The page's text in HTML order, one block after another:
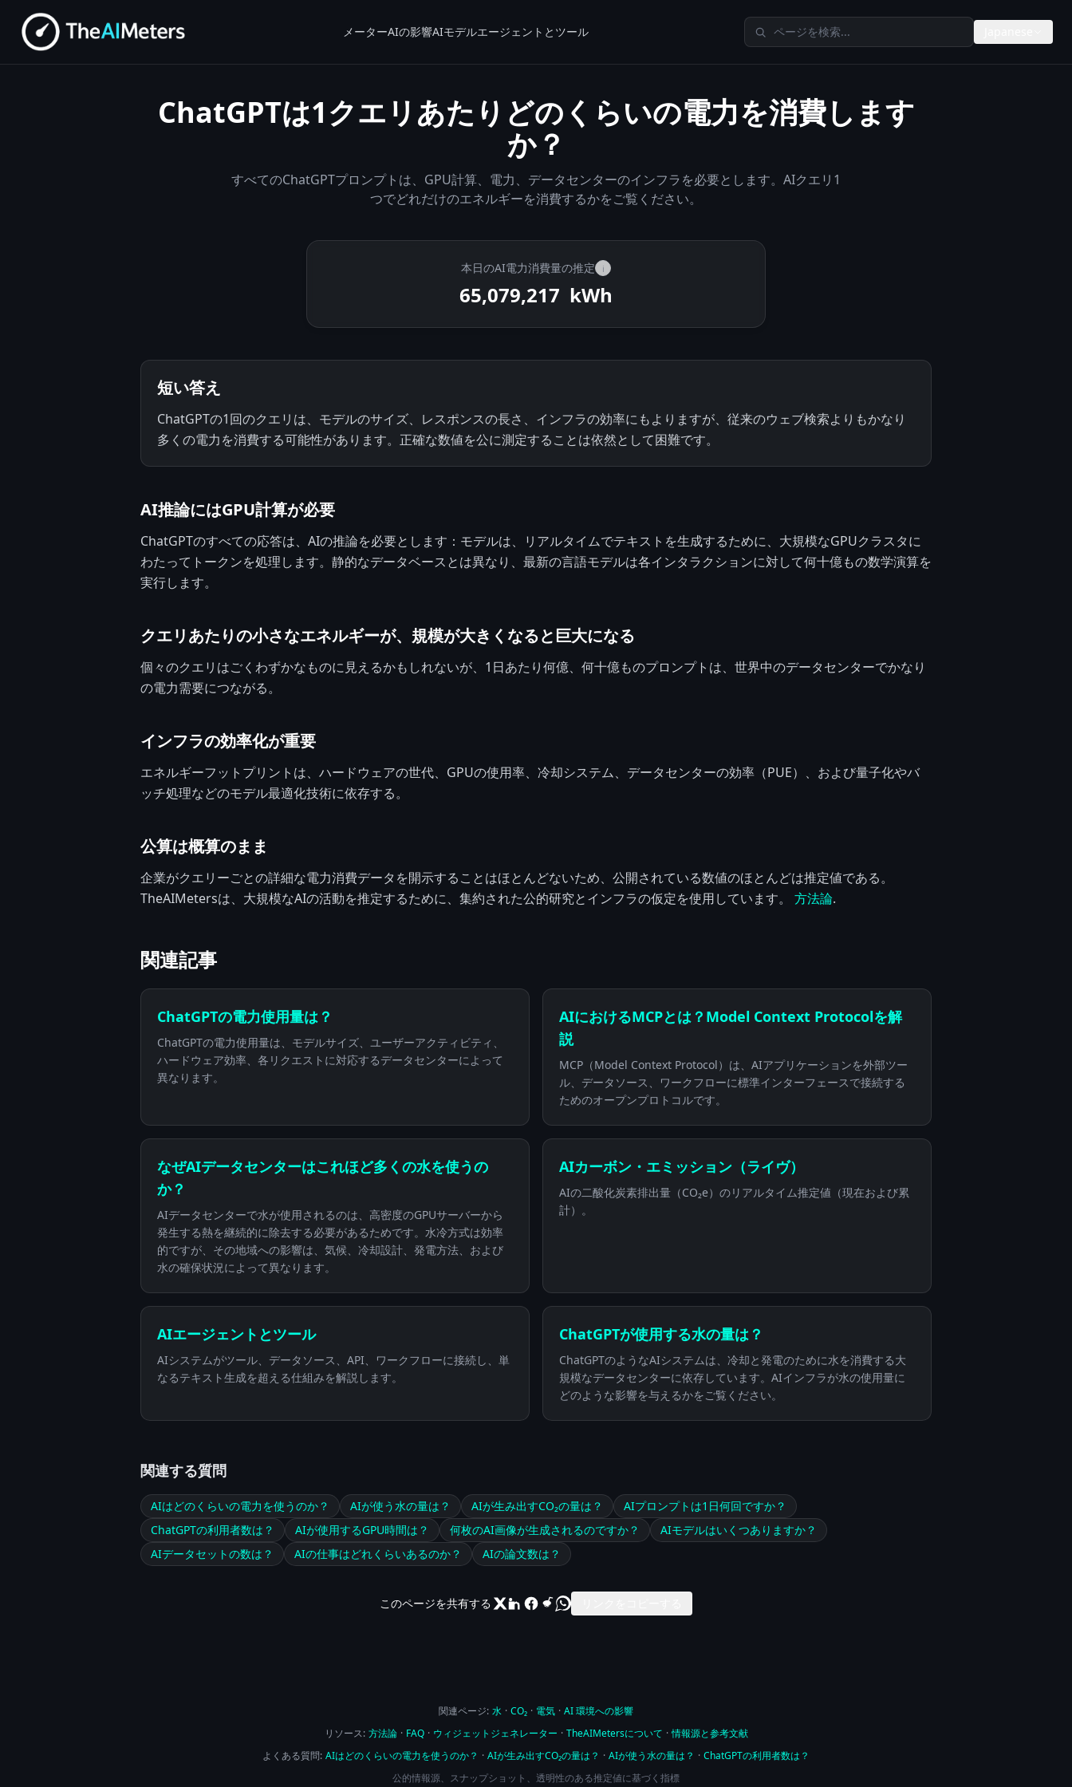
メーターAIの影響AIモデルエージェントとツール TheAIMetersを検索
ChatGPTは1クエリあたりどのくらいの電力を消費します
か？
すべてのChatGPTプロンプトは、GPU計算、電力、データセンターのインフラを必要とします。AIクエリ1
つでどれだけのエネルギーを消費するかをご覧ください。
本日のAI電力消費量の推定 i
65,080,106 kWh
短い答え
ChatGPTの1回のクエリは、モデルのサイズ、レスポンスの長さ、インフラの効率にもよりますが、従来のウェブ検索よりもかなり
多くの電力を消費する可能性があります。正確な数値を公に測定することは依然として困難です。
AI推論にはGPU計算が必要
ChatGPTのすべての応答は、AIの推論を必要とします：モデルは、リアルタイムでテキストを生成するために、大規模なGPUクラスタに
わたってトークンを処理します。静的なデータベースとは異なり、最新の言語モデルは各インタラクションに対して何十億もの数学演算を
実行します。
クエリあたりの小さなエネルギーが、規模が大きくなると巨大になる
個々のクエリはごくわずかなものに見えるかもしれないが、1日あたり何億、何十億ものプロンプトは、世界中のデータセンターでかなり
の電力需要につながる。
インフラの効率化が重要
エネルギーフットプリントは、ハードウェアの世代、GPUの使用率、冷却システム、データセンターの効率（PUE）、および量子化やバ
ッチ処理などのモデル最適化技術に依存する。
公算は概算のまま
企業がクエリーごとの詳細な電力消費データを開示することはほとんどないため、公開されている数値のほとんどは推定値である。
TheAIMetersは、大規模なAIの活動を推定するために、集約された公的研究とインフラの仮定を使用しています。 方法論.
関連記事
ChatGPTの電力使用量は？
ChatGPTの電力使用量は、モデルサイズ、ユーザーアクティビティ、
ハードウェア効率、各リクエストに対応するデータセンターによって
異なります。
AIにおけるMCPとは？Model Context Protocolを解
説
MCP（Model Context Protocol）は、AIアプリケーションを外部ツー
ル、データソース、ワークフローに標準インターフェースで接続する
ためのオープンプロトコルです。
なぜAIデータセンターはこれほど多くの水を使うの
か？
AIデータセンターで水が使用されるのは、高密度のGPUサーバーから
発生する熱を継続的に除去する必要があるためです。水冷方式は効率
的ですが、その地域への影響は、気候、冷却設計、発電方法、および
水の確保状況によって異なります。
AIカーボン・エミッション（ライヴ）
AIの二酸化炭素排出量（CO₂e）のリアルタイム推定値（現在および累
計）。
AIエージェントとツール
AIシステムがツール、データソース、API、ワークフローに接続し、単
なるテキスト生成を超える仕組みを解説します。
ChatGPTが使用する水の量は？
ChatGPTのようなAIシステムは、冷却と発電のために水を消費する大
規模なデータセンターに依存しています。AIインフラが水の使用量に
どのような影響を与えるかをご覧ください。
関連する質問
AIはどのくらいの電力を使うのか？ AIが使う水の量は？ AIが生み出すCO₂の量は？
AIプロンプトは1日何回ですか？
ChatGPTの利用者数は？
AIが使用するGPU時間は？ 何枚のAI画像が生成されるのですか？
AIモデルはいくつありますか？
AIデータセットの数は？
AIの仕事はどれくらいあるのか？ AIの論文数は？
このページを共有する
関連ページ: 水 · CO₂ · 電気 · AI 環境への影響
リソース: 方法論 · FAQ · ウィジェットジェネレーター · TheAIMetersについて · 情報源と参考文献
よくある質問: AIはどのくらいの電力を使うのか？ · AIが生み出すCO₂の量は？ · AIが使う水の量は？ · ChatGPTの利用者数は？
公的情報源、スナップショット、透明性のある推定値に基づく指標